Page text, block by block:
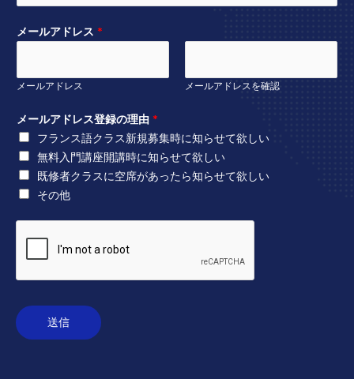
メールアドレス *
メールアドレス メールアドレスを確認
メールアドレス登録の理由 *
フランス語クラス新規募集時に知らせて欲しい
無料入門講座開講時に知らせて欲しい
既修者クラスに空席があったら知らせて欲しい
その他
送信